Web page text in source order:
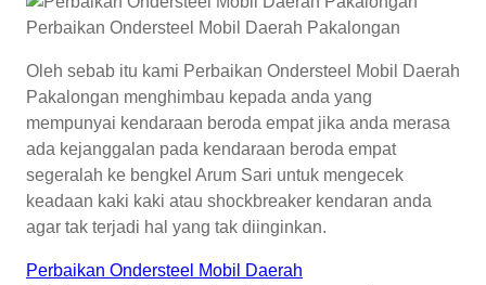
Perbaikan Ondersteel Mobil Daerah Pakalongan
Oleh sebab itu kami Perbaikan Ondersteel Mobil Daerah
Pakalongan menghimbau kepada anda yang
mempunyai kendaraan beroda empat jika anda merasa
ada kejanggalan pada kendaraan beroda empat
segeralah ke bengkel Arum Sari untuk mengecek
keadaan kaki kaki atau shockbreaker kendaran anda
agar tak terjadi hal yang tak diinginkan.
Perbaikan Ondersteel Mobil Daerah